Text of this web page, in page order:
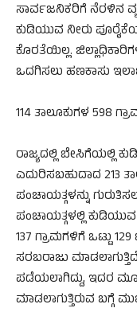
ಸಾರ್ವಜನಿಕರಿಗೆ ನೆರಳಿನ
ಕುಡಿಯುವ ನೀರು
ಕೊರತೆಯಿಲ್ಲ.
ಒದಗಿಸಲು ಹಣಕಾಸು
114 ತಾಲೂಕುಗಳ 598
ರಾಜ್ಯದಲ್ಲಿ ಬೇಸಿಗೆಯಲ್ಲಿ
ಎದುರಿಸಬಹುದಾದ 213
ಪಂಚಾಯತ್ಗಳನ್ನು
ಪಂಚಾಯತ್ಗಳಲ್ಲಿ
137 ಗ್ರಾಮಗಳಿಗೆ ಒಟ್ಟು
ಸರಬರಾಜು
ಪಡೆಯಲಾಗಿದ್ದು, ಇದರ
ಮಾಡಲಾಗುತ್ತಿರುವ ಬಗ್ಗೆ